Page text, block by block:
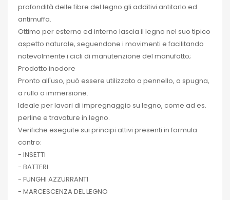
profondità delle fibre del legno gli additivi antitarlo ed
antimuffa.
Ottimo per esterno ed interno lascia il legno nel suo tipico
aspetto naturale, seguendone i movimenti e facilitando
notevolmente i cicli di manutenzione del manufatto;
Prodotto inodore
Pronto all'uso, può essere utilizzato a pennello, a spugna,
a rullo o immersione.
Ideale per lavori di impregnaggio su legno, come ad es.
perline e travature in legno.
Verifiche eseguite sui principi attivi presenti in formula
contro:
- INSETTI
- BATTERI
- FUNGHI AZZURRANTI
- MARCESCENZA DEL LEGNO